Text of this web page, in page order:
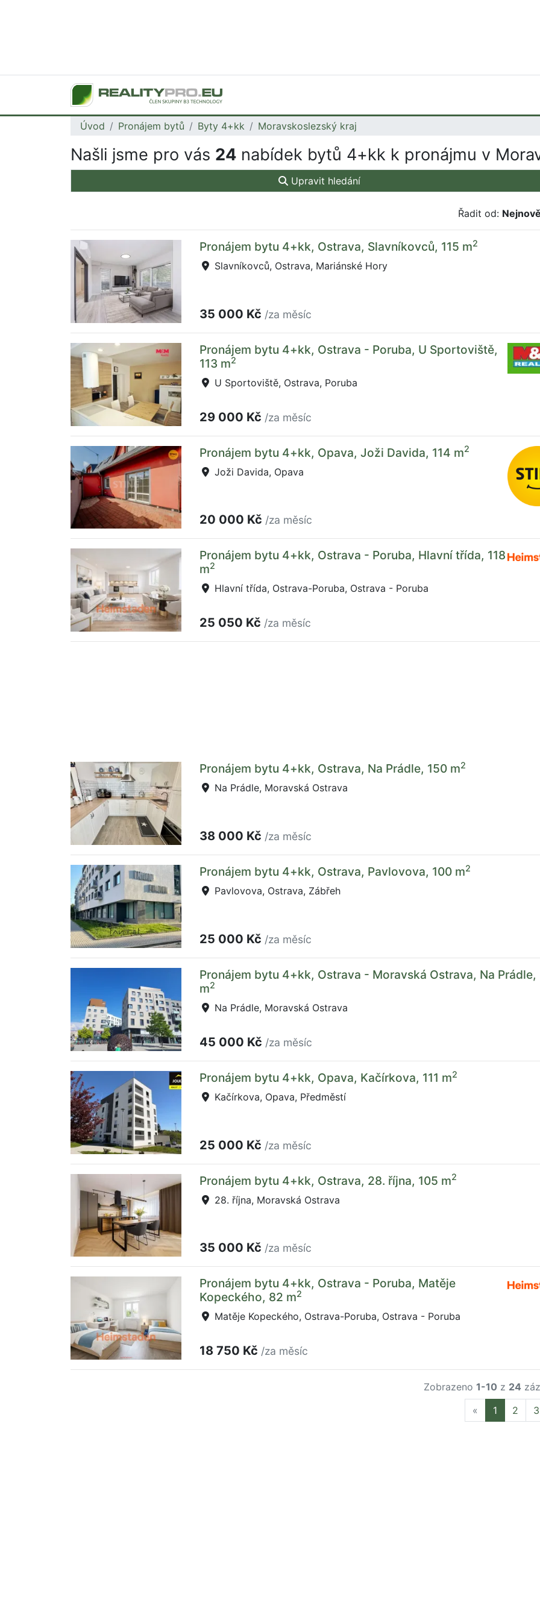
Úvod Pronájem bytů Byty 4+kk Moravskoslezský kraj
Našli jsme pro vás 24 nabídek bytů 4+kk k pronájmu v
Upravit hledání
Řadit od:
Pronájem bytu 4+kk, Ostrava, Slavníkovců, 115 m2
Slavníkovců, Ostrava, Mariánské Hory
35 000 Kč /za měsíc
Pronájem bytu 4+kk, Ostrava - Poruba, U Sportoviště,
113 m2
U Sportoviště, Ostrava, Poruba
29 000 Kč /za měsíc
Pronájem bytu 4+kk, Opava, Joži Davida, 114 m2
Joži Davida, Opava
20 000 Kč /za měsíc
Pronájem bytu 4+kk, Ostrava - Poruba, Hlavní třída, 118
m2
Hlavní třída, Ostrava-Poruba, Ostrava - Poruba
25 050 Kč /za měsíc
Pronájem bytu 4+kk, Ostrava, Na Prádle, 150 m2
Na Prádle, Moravská Ostrava
38 000 Kč /za měsíc
Pronájem bytu 4+kk, Ostrava, Pavlovova, 100 m2
Pavlovova, Ostrava, Zábřeh
25 000 Kč /za měsíc
Pronájem bytu 4+kk, Ostrava - Moravská Ostrava, Na Prádle,
m2
Na Prádle, Moravská Ostrava
45 000 Kč /za měsíc
Pronájem bytu 4+kk, Opava, Kačírkova, 111 m2
Kačírkova, Opava, Předměstí
25 000 Kč /za měsíc
Pronájem bytu 4+kk, Ostrava, 28. října, 105 m2
28. října, Moravská Ostrava
35 000 Kč /za měsíc
Pronájem bytu 4+kk, Ostrava - Poruba, Matěje
Kopeckého, 82 m2
Matěje Kopeckého, Ostrava-Poruba, Ostrava - Poruba
18 750 Kč /za měsíc
Zobrazeno 1-10 z 24
« Previous
1 2 3